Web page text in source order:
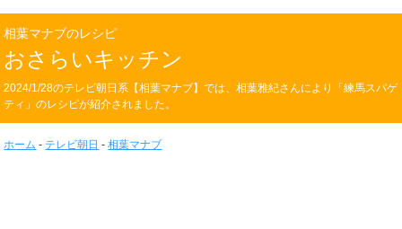
相葉マナブのレシピ
おさらいキッチン
2024/1/28のテレビ朝日系【相葉マナブ】では、相葉雅紀さんにより「練馬スパゲ
ティ」のレシピが紹介されました。
ホーム - テレビ朝日 -相葉マナブ